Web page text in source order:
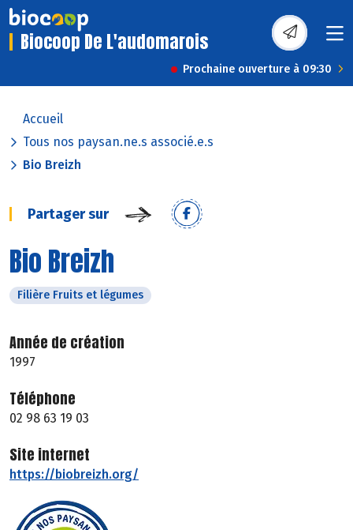
Biocoop De L'audomarois
Prochaine ouverture à 09:30
Accueil
Tous nos paysan.ne.s associé.e.s
Bio Breizh
Partager sur
Bio Breizh
Filière Fruits et légumes
Année de création
1997
Téléphone
02 98 63 19 03
Site internet
https://biobreizh.org/